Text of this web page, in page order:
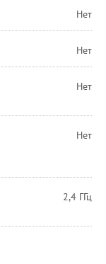
Нет
Нет
Нет
Нет
2,4 ГГц